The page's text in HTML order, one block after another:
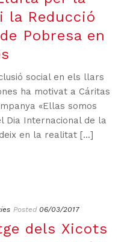
la Reducció
Pobresa en
social en els llars
ha motivat a Cáritas
«Ellas somos
Dia Internacional de la
en la realitat [...]
Posted 06/03/2017
dels Xicots